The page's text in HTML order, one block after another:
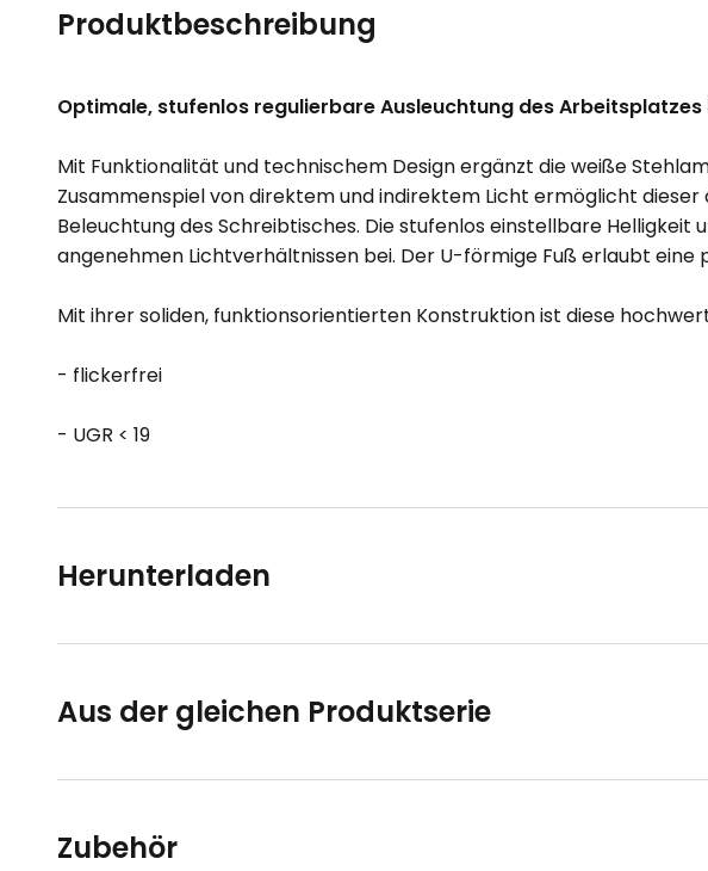
Produktbeschreibung
Optimale, stufenlos regulierbare Ausleuchtung des
Mit Funktionalität und technischem Design ergänzt die weiße
Zusammenspiel von direktem und indirektem Licht ermöglicht
Beleuchtung des Schreibtisches. Die stufenlos einstellbare
angenehmen Lichtverhältnissen bei. Der U-förmige Fuß erlaubt
Mit ihrer soliden, funktionsorientierten Konstruktion ist diese
- flickerfrei
- UGR < 19
Herunterladen
Aus der gleichen Produktserie
Zubehör